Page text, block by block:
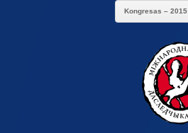
Kongresas – 2015